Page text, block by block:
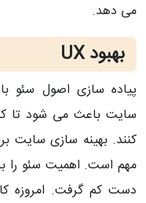
می دهد.
بهبود UX
سایت باعث می شود تا
کنند. بهینه سازی سایت
مهم است. اهمیت سئو را
دست کم گرفت. امروزه